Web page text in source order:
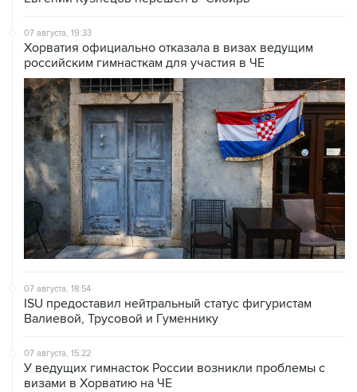
07 августа, 19:33
Хорватия официально отказала в визах ведущим
российским гимнасткам для участия в ЧЕ
07 августа, 18:54
ISU предоставил нейтральный статус фигуристам
Валиевой, Трусовой и Гуменнику
07 августа, 15:22
У ведущих гимнасток России возникли проблемы с
визами в Хорватию на ЧЕ